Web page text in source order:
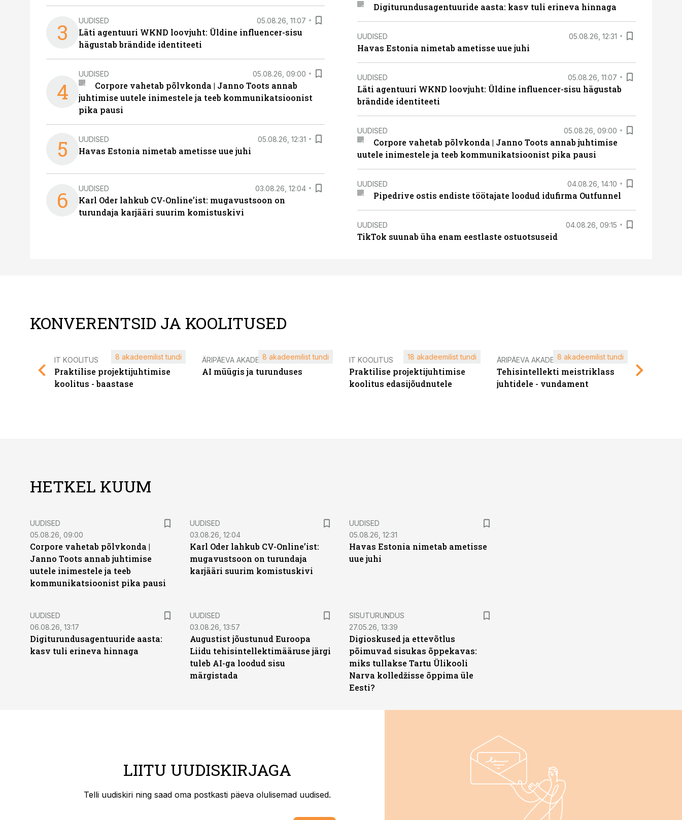
3 UUDISED 05.08.26, 11:07
Läti agentuuri WKND loovjuht: Üldine influencer-sisu
hägustab brändide identiteeti
4
UUDISED 05.08.26, 09:00
Corpore vahetab põlvkonda | Janno Toots annab
juhtimise uutele inimestele ja teeb kommunikatsioonist
pika pausi
5 UUDISED 05.08.26, 12:31
Havas Estonia nimetab ametisse uue juhi
6 UUDISED 03.08.26, 12:04
Karl Oder lahkub CV-Online’ist: mugavustsoon on
turundaja karjääri suurim komistuskivi
Digiturundusagentuuride aasta: kasv tuli erineva hinnaga
UUDISED 05.08.26, 12:31
Havas Estonia nimetab ametisse uue juhi
UUDISED 05.08.26, 11:07
Läti agentuuri WKND loovjuht: Üldine influencer-sisu hägustab
brändide identiteeti
UUDISED 05.08.26, 09:00
Corpore vahetab põlvkonda | Janno Toots annab juhtimise
uutele inimestele ja teeb kommunikatsioonist pika pausi
UUDISED 04.08.26, 14:10
Pipedrive ostis endiste töötajate loodud idufirma Outfunnel
UUDISED 04.08.26, 09:15
TikTok suunab üha enam eestlaste ostuotsuseid
KONVERENTSID JA KOOLITUSED
IT KOOLITUS
Praktilise projektijuhtimise
koolitus - baastase
8 akadeemilist tundi ÄRIPÄEVA AKADEEMIA
AI müügis ja turunduses
8 akadeemilist tundi IT KOOLITUS
Praktilise projektijuhtimise
koolitus edasijõudnutele
18 akadeemilist tundi ÄRIPÄEVA AKADEEMIA
Tehisintellekti meistriklass
juhtidele - vundament
8 akadeemilist tundi
HETKEL KUUM
UUDISED
05.08.26, 09:00
Corpore vahetab põlvkonda |
Janno Toots annab juhtimise
uutele inimestele ja teeb
kommunikatsioonist pika pausi
UUDISED
03.08.26, 12:04
Karl Oder lahkub CV-Online’ist:
mugavustsoon on turundaja
karjääri suurim komistuskivi
UUDISED
05.08.26, 12:31
Havas Estonia nimetab ametisse
uue juhi
UUDISED
06.08.26, 13:17
Digiturundusagentuuride aasta:
kasv tuli erineva hinnaga
UUDISED
03.08.26, 13:57
Augustist jõustunud Euroopa
Liidu tehisintellektimääruse järgi
tuleb AI-ga loodud sisu
märgistada
ST
SISUTURUNDUS
27.05.26, 13:39
Digioskused ja ettevõtlus
põimuvad sisukas õppekavas:
miks tullakse Tartu Ülikooli
Narva kolledžisse õppima üle
Eesti?
LIITU UUDISKIRJAGA
Telli uudiskiri ning saad oma postkasti päeva olulisemad uudised.